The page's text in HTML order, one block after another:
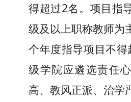
得超过2名。 项目指
级及以上职称教师为
个年度指导项目不得
级学院应遴选责任
高、教风正派、治学